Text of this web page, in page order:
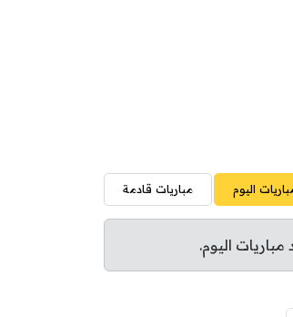
اليوم مباريات قادمة
مباريات اليوم.